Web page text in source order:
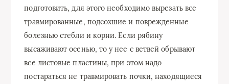
подготовить, для этого необходимо вырезать все
травмированные, подсохшие и поврежденные
болезнью стебли и корни. Если рябину
высаживают осенью, то у нее с ветвей обрывают
все листовые пластины, при этом надо
постараться не травмировать почки, находящиеся